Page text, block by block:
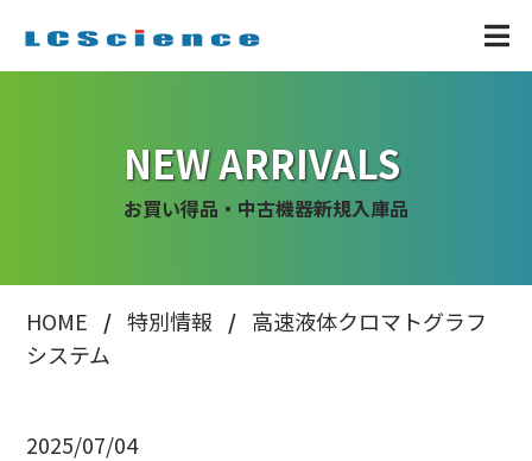
NEW ARRIVALS
お買い得品・中古機器新規入庫品
HOME 特別情報
高速液体クロマトグラフ
システム
2025/07/04